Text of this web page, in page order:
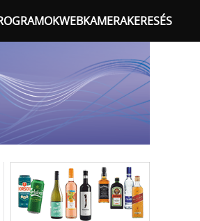
WEBKAMERAKERESÉS